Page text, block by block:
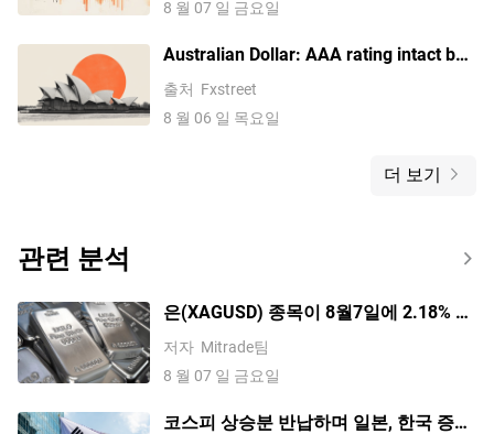
8 월 07 일 금요일
Australian Dollar: AAA rating intact but
growth risks linger – BNY
출처 Fxstreet
8 월 06 일 목요일
더 보기
관련 분석
은(XAGUSD) 종목이 8월7일에 2.18% 상
승했습니다. 수요 전망이 바뀌고 있는 걸
까요?
저자 Mitrade팀
8 월 07 일 금요일
코스피 상승분 반납하며 일본, 한국 증시